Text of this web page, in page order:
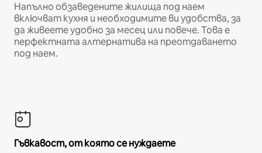
Напълно обзаведените жилища под наем
включват кухня и необходимите ви удобства, за
да живеете удобно за месец или повече. Това е
перфектната алтернатива на преотдаването
под наем.
Гъвкавост, от която се нуждаете